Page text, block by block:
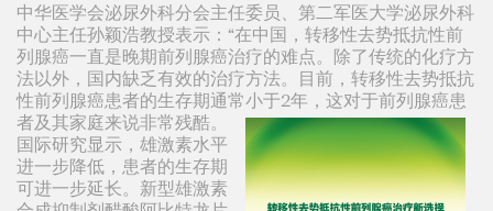
中华医学会泌尿外科分会主任委员、第二军医大学泌尿外科
中心主任孙颖浩教授表示：“在中国，转移性去势抵抗性前
列腺癌一直是晚期前列腺癌治疗的难点。除了传统的化疗方
法以外，国内缺乏有效的治疗方法。目前，转移性去势抵抗
性前列腺癌患者的生存期通常小于2年，这对于前列腺癌患
者及其家庭来说非常残酷。
国际研究显示，雄激素水平
进一步降低，患者的生存期
可进一步延长。新型雄激素